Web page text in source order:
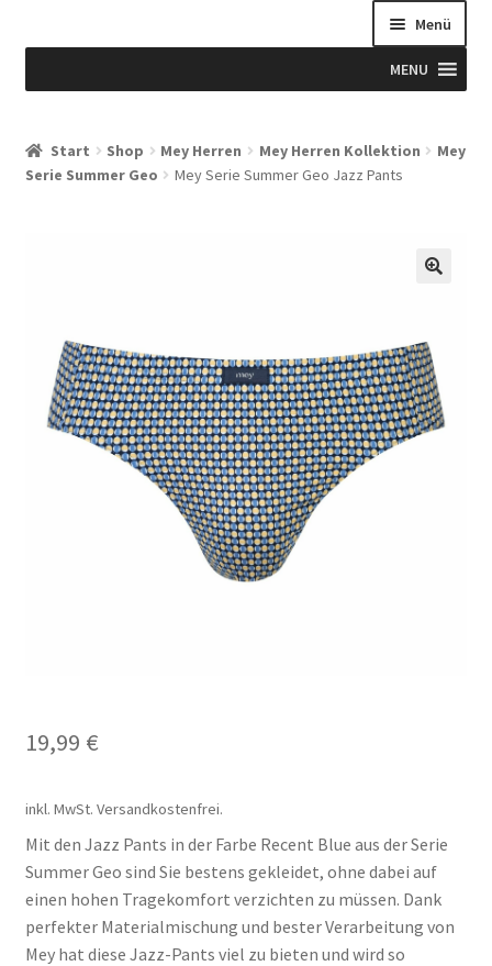
Menü
MENU
Allgemeine Geschäftsbedingungen
Blog
Blogue
Cookie-Richtlinie
Datenschutzerklärung
Echtheit von Bewertungen
Forma de pagamento
Start Shop Mey Herren Mey Herren Kollektion
Mey
Serie Summer Geo
Mey Serie Summer Geo Jazz Pants
19,99 €
inkl. MwSt. Versandkostenfrei.
Mit den Jazz Pants in der Farbe Recent Blue aus der Serie
Summer Geo sind Sie bestens gekleidet, ohne dabei auf
einen hohen Tragekomfort verzichten zu müssen. Dank
perfekter Materialmischung und bester Verarbeitung von
Mey hat diese Jazz-Pants viel zu bieten und wird so